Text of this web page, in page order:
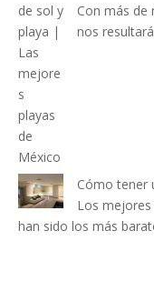
Con más de
nos
Cómo tener
Los
han sido los más